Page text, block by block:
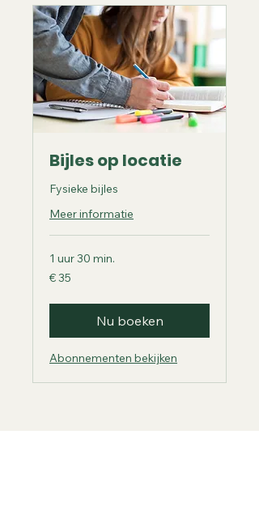
Bijles op locatie
Fysieke bijles
Meer informatie
1 uur 30 min.
35
euro
€ 35
Nu boeken
Abonnementen bekijken